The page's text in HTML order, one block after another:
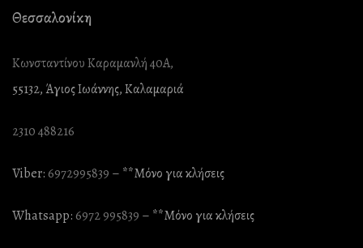
Θεσσαλονίκη
Κωνσταντίνου Καραμανλή 40Α,
55132, Άγιος Ιωάννης, Καλαμαριά
2310 488216
Viber:6972995839 – **Mόνο για κλήσεις
Whatsapp:6972 995839 – **Mόνο για κλήσεις